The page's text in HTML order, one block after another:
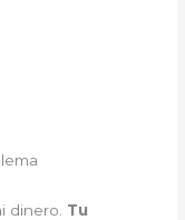
dinero. Tu